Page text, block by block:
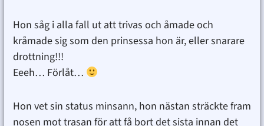
Hon såg i alla fall ut att trivas och åmade och
kråmade sig som den prinsessa hon är, eller snarare
drottning!!!
Eeeh… Förlåt…
Hon vet sin status minsann, hon nästan sträckte fram
nosen mot trasan för att få bort det sista innan det